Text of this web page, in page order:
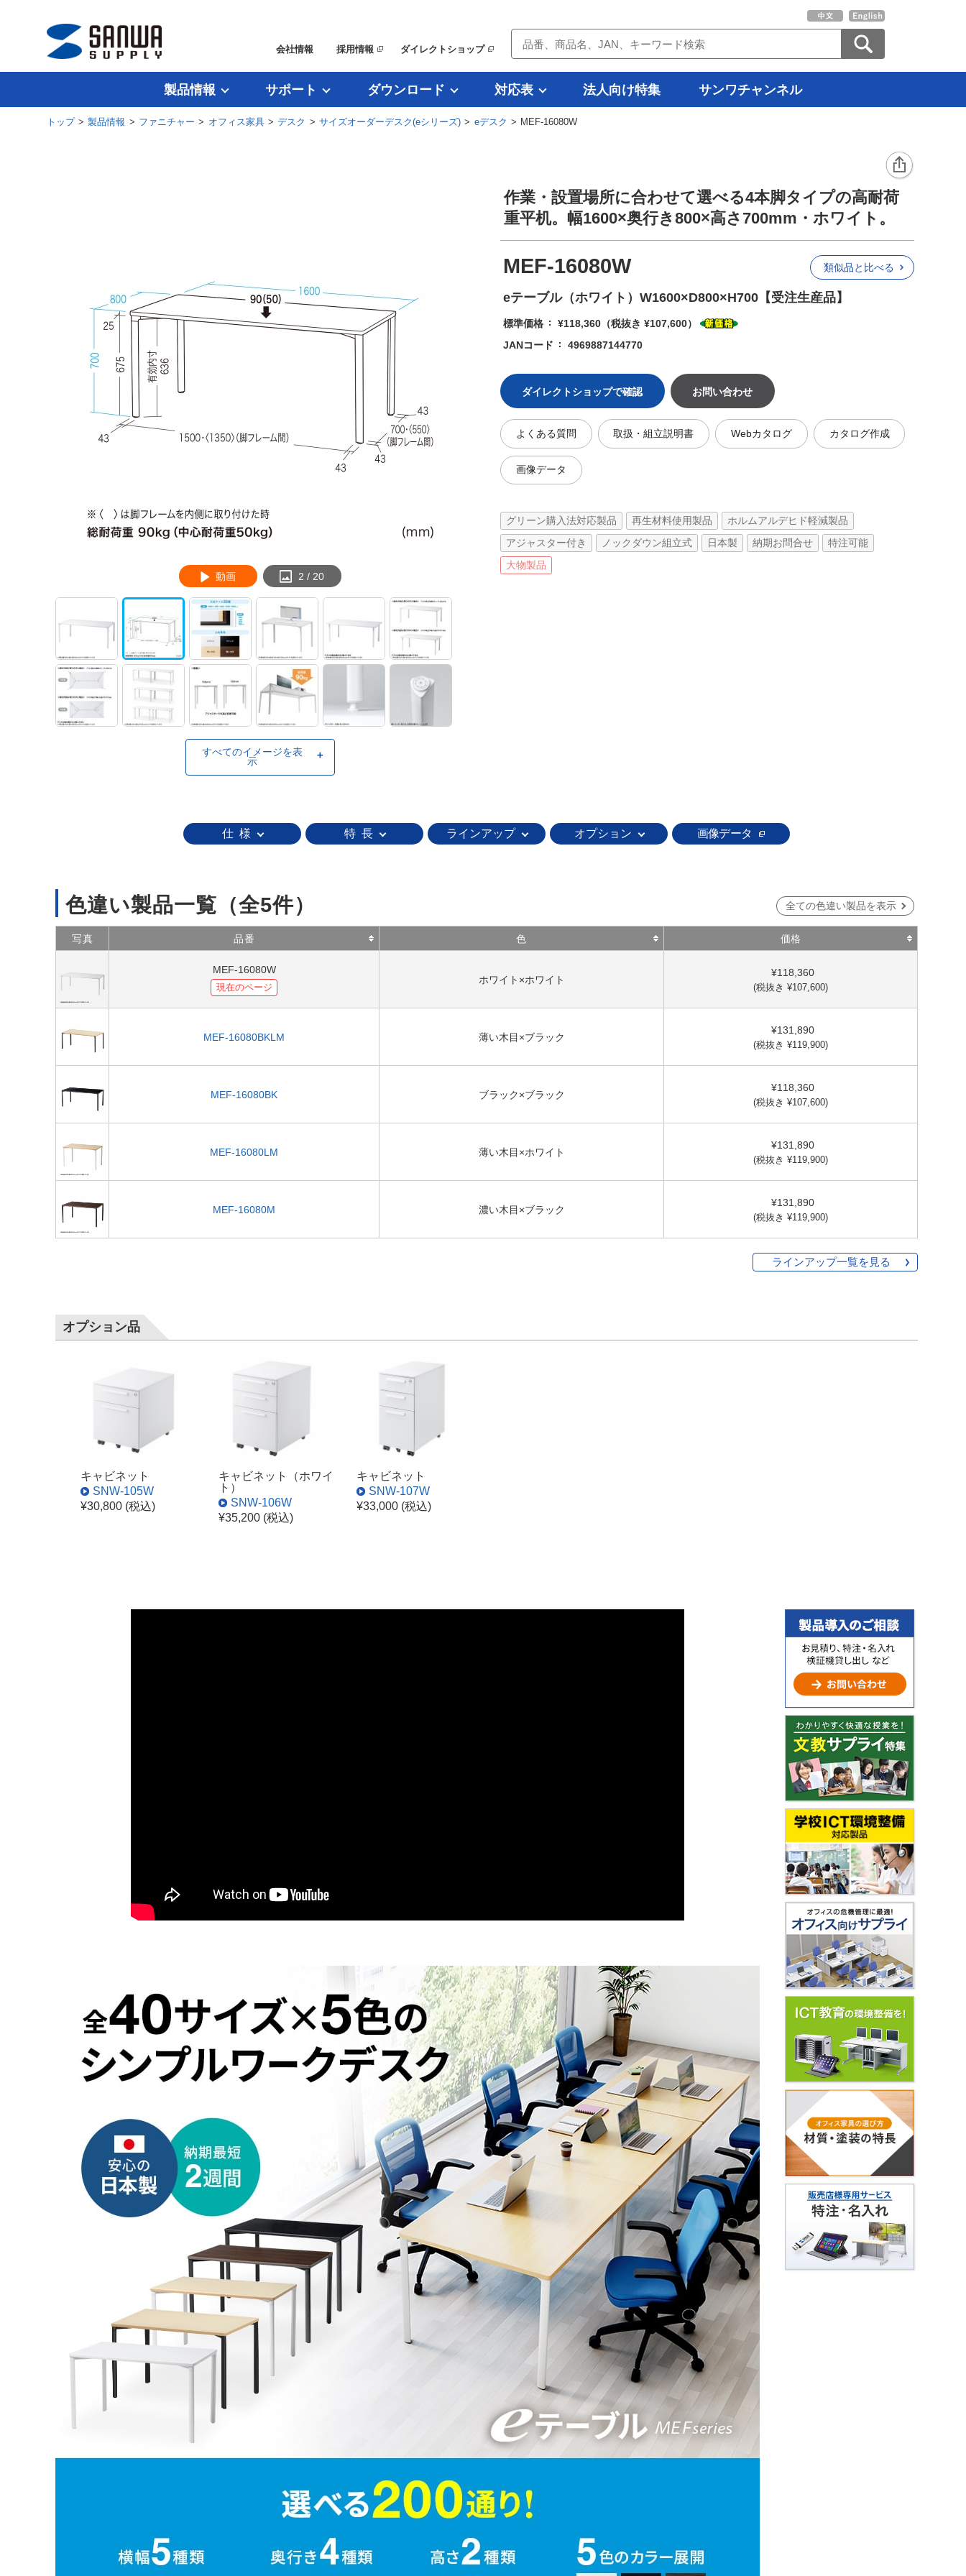
会社情報 採用情報 ダイレクトショップ
製品情報 サポート ダウンロード 対応表 法人向け特集 サンワチャンネル
トップ>製品情報 > ファニチャー > オフィス家具>デスク > サイズオーダーデスク(eシリーズ)> eデスク > MEF-16080W
動画 2 /20
すべてのイメージを表
示
作業・設置場所に合わせて選べる4本脚タイプの高耐荷
重平机。幅1600×奥行き800×高さ700mm・ホワイト。
MEF-16080W
eテーブル（ホワイト）W1600×D800×H700【受注生産品】
類似品と比べる
標準価格 ¥118,360 （税抜き ¥107,600）
JANコード
4969887144770
ダイレクトショップで確認 お問い合わせ
よくある質問 取扱・組立説明書 Webカタログ カタログ作成
画像データ
グリーン購入法対応製品 再生材料使用製品 ホルムアルデヒド軽減製品
アジャスター付き ノックダウン組立式 日本製 納期お問合せ 特注可能
大物製品
仕 様 特 長 ラインアップ オプション 画像データ
色違い製品一覧 （全5件） 全ての色違い製品を表示
写真 品番 色 価格
MEF-16080W
現在のページ
ホワイト×ホワイト
¥118,360
(税抜き ¥107,600)
MEF-16080BKLM 薄い木目×ブラック
¥131,890
(税抜き ¥119,900)
MEF-16080BK ブラック×ブラック
¥118,360
(税抜き ¥107,600)
MEF-16080LM 薄い木目×ホワイト
¥131,890
(税抜き ¥119,900)
MEF-16080M 濃い木目×ブラック
¥131,890
(税抜き ¥119,900)
ラインアップ一覧を見る
オプション品
キャビネット
SNW-105W
¥30,800 (税込)
キャビネット（ホワイ
ト）
SNW-106W
¥35,200 (税込)
キャビネット
SNW-107W
¥33,000 (税込)